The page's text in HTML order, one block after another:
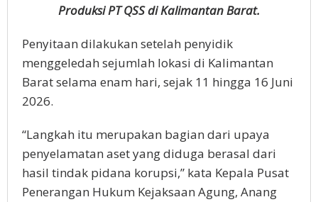
Produksi PT QSS di Kalimantan Barat.
Penyitaan dilakukan setelah penyidik
menggeledah sejumlah lokasi di Kalimantan
Barat selama enam hari, sejak 11 hingga 16 Juni
2026.
“Langkah itu merupakan bagian dari upaya
penyelamatan aset yang diduga berasal dari
hasil tindak pidana korupsi,” kata Kepala Pusat
Penerangan Hukum Kejaksaan Agung, Anang